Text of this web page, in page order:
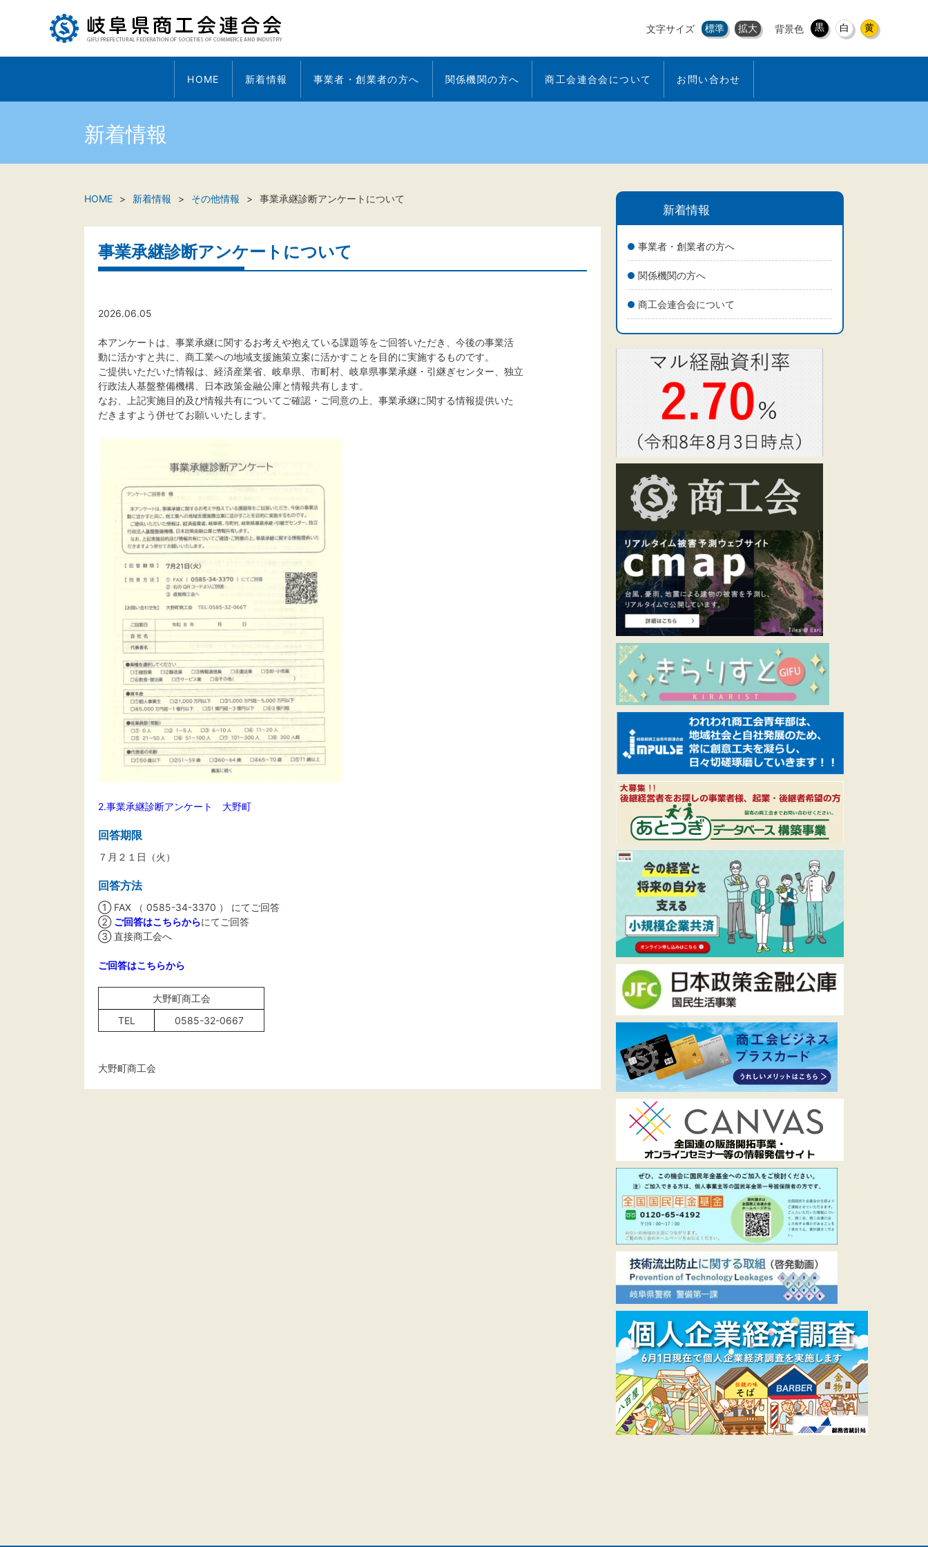
文字サイズ 標準 拡大 背景色 黒 白 黄
HOME 新着情報 事業者・創業者の方へ 関係機関の方へ 商工会連合会について お問い合わせ
新着情報
新着情報
事業者・創業者の方へ
関係機関の方へ
商工会連合会について
HOME 新着情報 その他情報 事業承継診断アンケートについて
事業承継診断アンケートについて
2026.06.05
本アンケートは、事業承継に関するお考えや抱えている課題等をご回答いただき、今後の事業活
動に活かすと共に、商工業への地域支援施策立案に活かすことを目的に実施するものです。
ご提供いただいた情報は、経済産業省、岐阜県、市町村、岐阜県事業承継・引継ぎセンター、独立
行政法人基盤整備機構、日本政策金融公庫と情報共有します。
なお、上記実施目的及び情報共有についてご確認・ご同意の上、事業承継に関する情報提供いた
だきますよう併せてお願いいたします。
2.事業承継診断アンケート 大野町
回答期限
７月２１日（火）
回答方法
① FAX （ 0585-34-3370 ） にてご回答
② ご回答はこちらからにてご回答
③ 直接商工会へ
ご回答はこちらから
大野町商工会
TEL
0585-32-0667
大野町商工会